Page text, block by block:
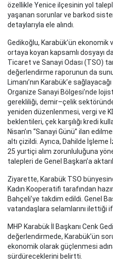
özellikle Yenice ilçesinin yol
yaşanan sorunlar ve barkod
detaylarıyla ele alındı.
Gedikoğlu, Karabük’ün
ortaya koyan kapsamlı dosyayı
Ticaret ve Sanayi Odası (TSO)
değerlendirme raporunun da
Limanı’nın Karabük’e
Organize Sanayi Bölgesi’nde
gerekliliği, demir–çelik
yeniden düzenlenmesi, vergi ve
beklentileri, çek karşılığı kredi
Nisan’ın “Sanayi Günü” ilan
altı çizildi. Ayrıca, Dahilde
25 yurtiçi alım zorunluluğuna
talepleri de Genel Başkan’a
Ziyarette, Karabük TSO
Kadın Kooperatifi tarafından
Bahçeli’ye takdim edildi. Genel
vatandaşlara selamlarını ilettiği
MHP Karabük İl Başkanı Cenk
değerlendirmede, Karabük’ün
ekonomik olarak güçlenmesi
sürdüreceklerini belirtti.